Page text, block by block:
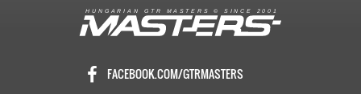
H U N G A R I A N G T R M A S T E R S © S I N C E 2 0 0 1
FACEBOOK.COM/GTRMASTERS